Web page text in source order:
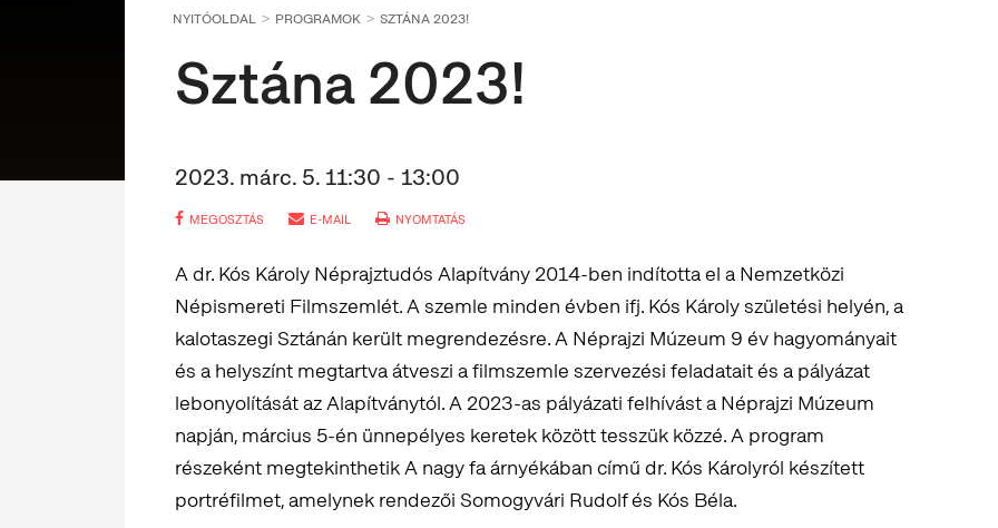
NYITÓOLDAL PROGRAMOK SZTÁNA 2023!
Sztána 2023!
2023. márc. 5. 11:30 - 13:00
MEGOSZTÁS E-MAIL NYOMTATÁS
A dr. Kós Károly Néprajztudós Alapítvány 2014-ben indította el a Nemzetközi
Népismereti Filmszemlét. A szemle minden évben ifj. Kós Károly születési helyén, a
kalotaszegi Sztánán került megrendezésre. A Néprajzi Múzeum 9 év hagyományait
és a helyszínt megtartva átveszi a filmszemle szervezési feladatait és a pályázat
lebonyolítását az Alapítványtól. A 2023-as pályázati felhívást a Néprajzi Múzeum
napján, március 5-én ünnepélyes keretek között tesszük közzé. A program
részeként megtekinthetik A nagy fa árnyékában című dr. Kós Károlyról készített
portréfilmet, amelynek rendezői Somogyvári Rudolf és Kós Béla.